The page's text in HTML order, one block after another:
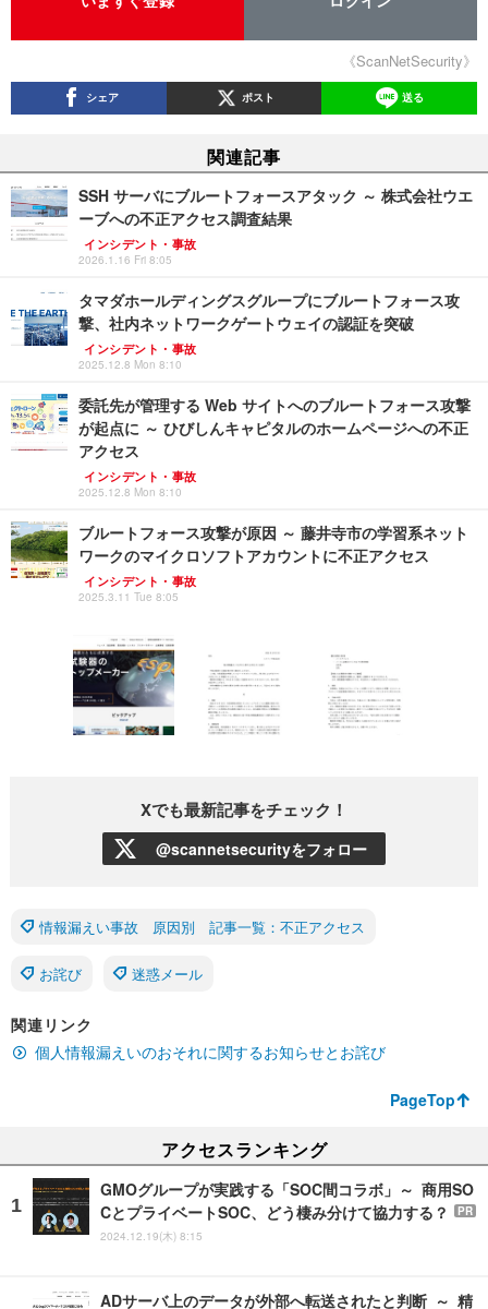
《ScanNetSecurity》
シェア ポスト 送る
関連記事
SSH サーバにブルートフォースアタック ～ 株式会社ウエ
ーブへの不正アクセス調査結果
インシデント・事故
2026.1.16 Fri 8:05
タマダホールディングスグループにブルートフォース攻
撃、社内ネットワークゲートウェイの認証を突破
インシデント・事故
2025.12.8 Mon 8:10
委託先が管理する Web サイトへのブルートフォース攻撃
が起点に ～ ひびしんキャピタルのホームページへの不正
アクセス
インシデント・事故
2025.12.8 Mon 8:10
ブルートフォース攻撃が原因 ～ 藤井寺市の学習系ネット
ワークのマイクロソフトアカウントに不正アクセス
インシデント・事故
2025.3.11 Tue 8:05
Xでも最新記事をチェック！
@scannetsecurityをフォロー
情報漏えい事故 原因別 記事一覧：不正アクセス
お詫び 迷惑メール
関連リンク
個人情報漏えいのおそれに関するお知らせとお詫び
PageTop
アクセスランキング
GMOグループが実践する「SOC間コラボ」～ 商用SO
CとプライベートSOC、どう棲み分けて協力する？
PR
2024.12.19(木) 8:15
ADサーバ上のデータが外部へ転送されたと判断 ～ 精